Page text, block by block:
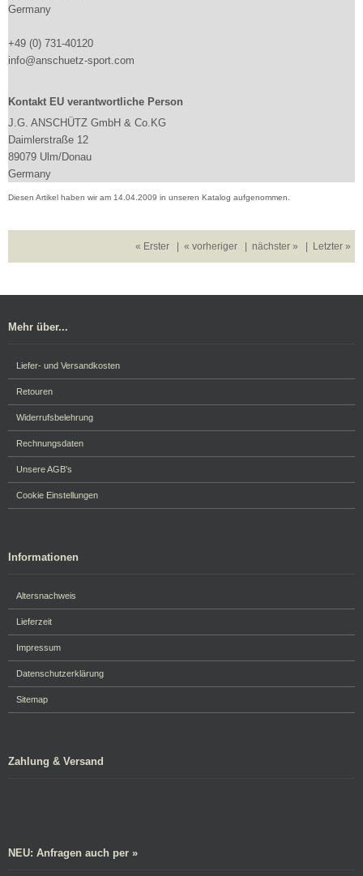
Germany
+49 (0) 731-40120
info@anschuetz-sport.com
Kontakt EU verantwortliche Person
J.G. ANSCHÜTZ GmbH & Co.KG
Daimlerstraße 12
89079 Ulm/Donau
Germany
Diesen Artikel haben wir am 14.04.2009 in unseren Katalog aufgenommen.
« Erster « vorheriger nächster » Letzter »
Mehr über...
Liefer- und Versandkosten
Retouren
Widerrufsbelehrung
Rechnungsdaten
Unsere AGB's
Cookie Einstellungen
Informationen
Altersnachweis
Lieferzeit
Impressum
Datenschutzerklärung
Sitemap
Zahlung & Versand
NEU: Anfragen auch per »